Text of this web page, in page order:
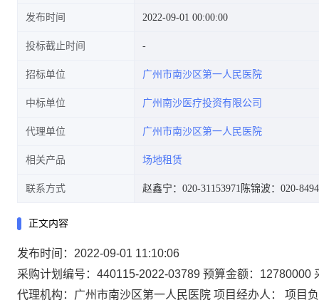
发布时间 2022-09-01 00:00:00
投标截止时间
招标单位 广州市南沙区第一人民医院
中标单位 广州南沙医疗投资有限公司
代理单位 广州市南沙区第一人民医院
相关产品 场地租赁
联系方式 赵鑫宁：020-31153971 陈锦波：020-
正文内容
发布时间：2022-09-01 11:10:06
采购计划编号：440115-2022-03789 预算金额：12780000
代理机构：广州市南沙区第一人民医院 项目经办人： 项目